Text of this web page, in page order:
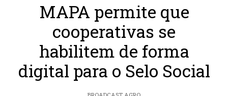
MAPA permite que
cooperativas se
habilitem de forma
digital para o Selo Social